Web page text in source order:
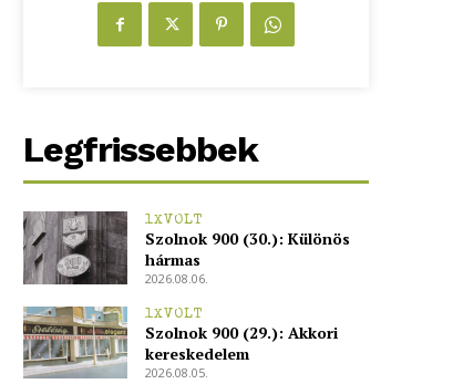
Legfrissebbek
1XVOLT
Szolnok 900 (30.): Különös
hármas
2026.08.06.
1XVOLT
Szolnok 900 (29.): Akkori
kereskedelem
2026.08.05.